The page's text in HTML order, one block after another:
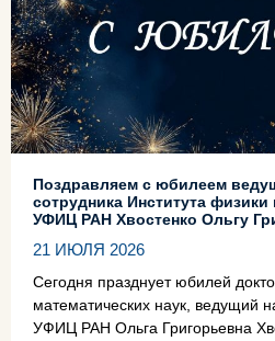
Поздравляем с юбилеем
сотрудника Института
УФИЦ РАН Хвостенко Ольгу
21 ИЮЛЯ 2026
Сегодня празднует юбилей
математических наук, ведущий
УФИЦ РАН Ольга Григорьевна